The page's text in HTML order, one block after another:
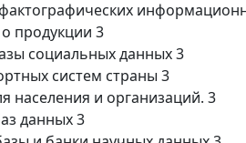
продукции 3
социальных данных 3
систем страны 3
населения и организаций. 3
данных 3